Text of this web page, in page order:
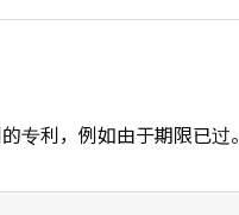
专利，例如由于期限已过。